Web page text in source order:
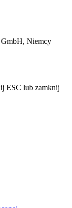
Niemcy
ESC lub zamknij